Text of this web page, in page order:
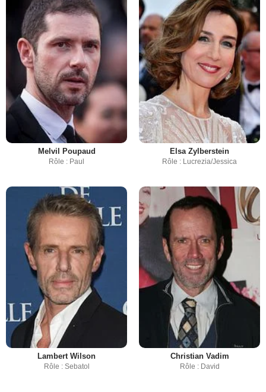
Melvil Poupaud
Rôle : Paul
Elsa Zylberstein
Rôle : Lucrezia/Jessica
Lambert Wilson
Rôle : Sebatol
Christian Vadim
Rôle : David